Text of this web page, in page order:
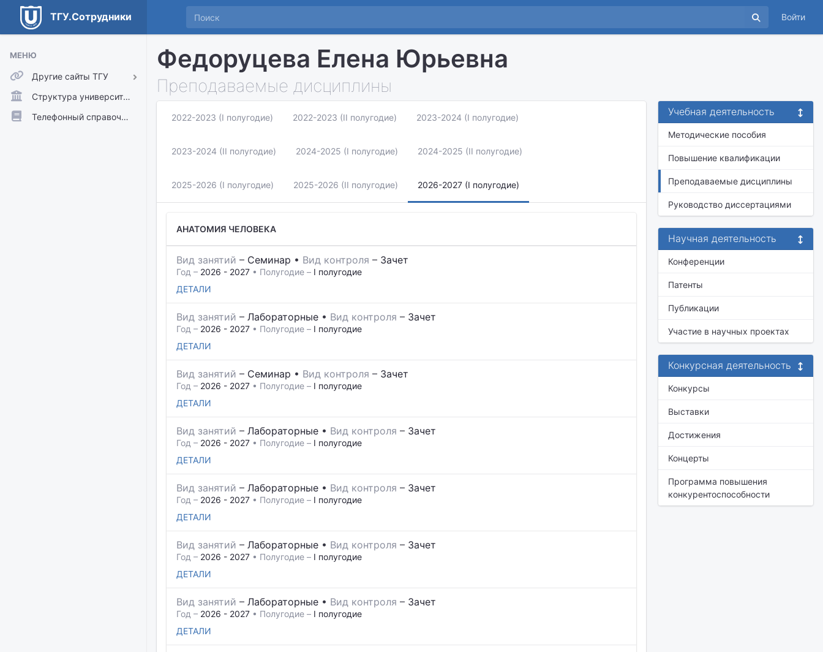
ТГУ.Сотрудники Войти
МЕНЮ
Другие сайты ТГУ
ТГУ.Аккаунты
ТГУ.Расписание
Структура университета
Телефонный справочник
Федоруцева Елена Юрьевна
Преподаваемые дисциплины
2022-2023 (I полугодие) 2022-2023 (II полугодие) 2023-2024 (I полугодие)
2023-2024 (II полугодие) 2024-2025 (I полугодие) 2024-2025 (II полугодие)
2025-2026 (I полугодие) 2025-2026 (II полугодие) 2026-2027 (I полугодие)
АНАТОМИЯ ЧЕЛОВЕКА
Вид занятий – Семинар • Вид контроля – Зачет
Год – 2026 - 2027 • Полугодие – I полугодие
ДЕТАЛИ
Вид занятий – Лабораторные • Вид контроля – Зачет
Год – 2026 - 2027 • Полугодие – I полугодие
ДЕТАЛИ
Вид занятий – Семинар • Вид контроля – Зачет
Год – 2026 - 2027 • Полугодие – I полугодие
ДЕТАЛИ
Вид занятий – Лабораторные • Вид контроля – Зачет
Год – 2026 - 2027 • Полугодие – I полугодие
ДЕТАЛИ
Вид занятий – Лабораторные • Вид контроля – Зачет
Год – 2026 - 2027 • Полугодие – I полугодие
ДЕТАЛИ
Вид занятий – Лабораторные • Вид контроля – Зачет
Год – 2026 - 2027 • Полугодие – I полугодие
ДЕТАЛИ
Вид занятий – Лабораторные • Вид контроля – Зачет
Год – 2026 - 2027 • Полугодие – I полугодие
ДЕТАЛИ
Учебная деятельность
Методические пособия
Повышение квалификации
Преподаваемые дисциплины
Руководство диссертациями
Научная деятельность
Конференции
Патенты
Публикации
Участие в научных проектах
Конкурсная деятельность
Конкурсы
Выставки
Достижения
Концерты
Программа повышения
конкурентоспособности